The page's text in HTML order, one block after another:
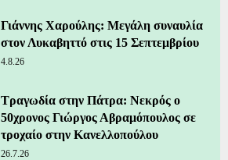
Γιάννης Χαρούλης: Μεγάλη συναυλία
στον Λυκαβηττό στις 15 Σεπτεμβρίου
4.8.26
Τραγωδία στην Πάτρα: Νεκρός ο
50χρονος Γιώργος Αβραμόπουλος σε
τροχαίο στην Κανελλοπούλου
26.7.26